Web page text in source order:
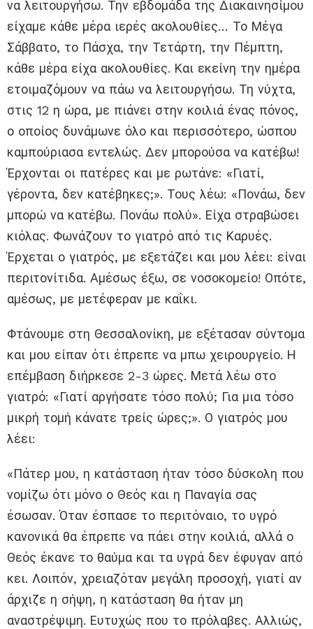
να λειτουργήσω. Την εβδομάδα της Διακαινησίμου
είχαμε κάθε μέρα ιερές ακολουθίες… Το Μέγα
Σάββατο, το Πάσχα, την Τετάρτη, την Πέμπτη,
κάθε μέρα είχα ακολουθίες. Και εκείνη την ημέρα
ετοιμαζόμουν να πάω να λειτουργήσω. Τη νύχτα,
στις 12 η ώρα, με πιάνει στην κοιλιά ένας πόνος,
ο οποίος δυνάμωνε όλο και περισσότερο, ώσπου
καμπούριασα εντελώς. Δεν μπορούσα να κατέβω!
Έρχονται οι πατέρες και με ρωτάνε: «Γιατί,
γέροντα, δεν κατέβηκες;». Τους λέω: «Πονάω, δεν
μπορώ να κατέβω. Πονάω πολύ». Είχα στραβώσει
κιόλας. Φωνάζουν το γιατρό από τις Καρυές.
Έρχεται ο γιατρός, με εξετάζει και μου λέει: είναι
περιτονίτιδα. Αμέσως έξω, σε νοσοκομείο! Οπότε,
αμέσως, με μετέφεραν με καΐκι.
Φτάνουμε στη Θεσσαλονίκη, με εξέτασαν σύντομα
και μου είπαν ότι έπρεπε να μπω χειρουργείο. Η
επέμβαση διήρκεσε 2-3 ώρες. Μετά λέω στο
γιατρό: «Γιατί αργήσατε τόσο πολύ; Για μια τόσο
μικρή τομή κάνατε τρείς ώρες;». Ο γιατρός μου
λέει:
«Πάτερ μου, η κατάσταση ήταν τόσο δύσκολη που
νομίζω ότι μόνο ο Θεός και η Παναγία σας
έσωσαν. Όταν έσπασε το περιτόναιο, το υγρό
κανονικά θα έπρεπε να πάει στην κοιλιά, αλλά ο
Θεός έκανε το θαύμα και τα υγρά δεν έφυγαν από
κει. Λοιπόν, χρειαζόταν μεγάλη προσοχή, γιατί αν
άρχιζε η σήψη, η κατάσταση θα ήταν μη
αναστρέψιμη. Ευτυχώς που το πρόλαβες. Αλλιώς,